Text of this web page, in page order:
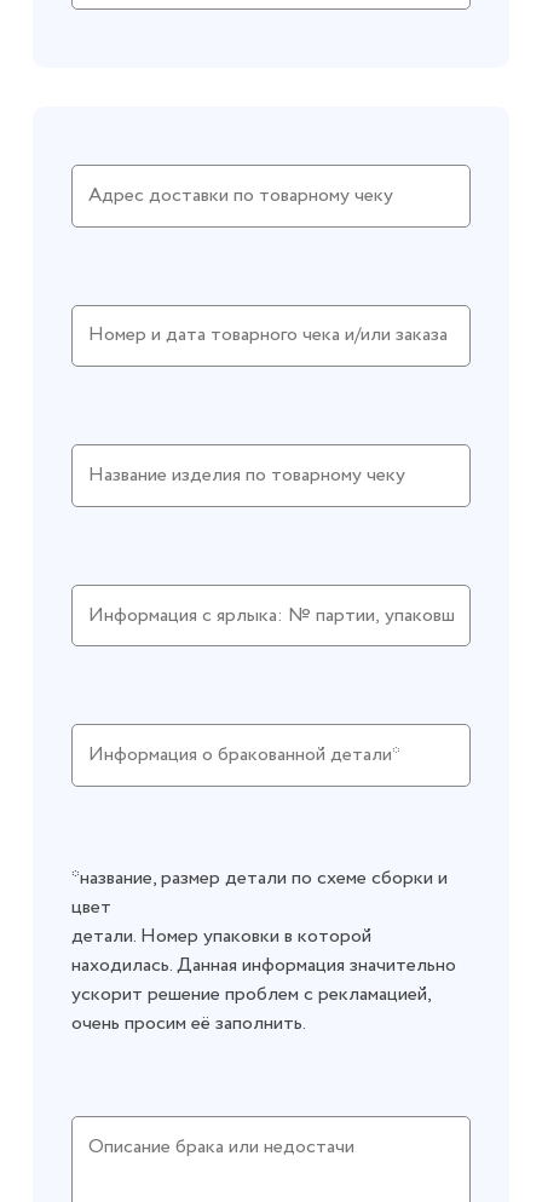
*название, размер детали по схеме сборки и
цвет
детали. Номер упаковки в которой
находилась. Данная информация значительно
ускорит решение проблем с рекламацией,
очень просим её заполнить.